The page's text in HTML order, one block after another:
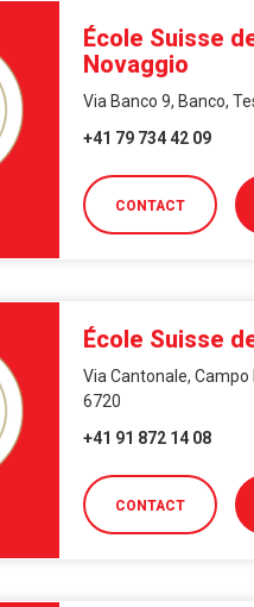
École Suisse
Novaggio
Via Banco 9, Banco,
+41 79 734 42 09
CONTACT
École Suisse
Via Cantonale,
6720
+41 91 872 14 08
CONTACT